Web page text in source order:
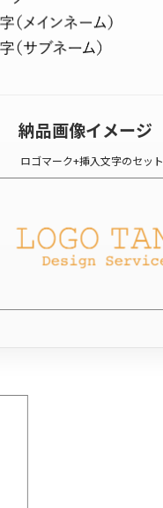
納品画像イメージ
ロゴマーク+挿入文字のセット